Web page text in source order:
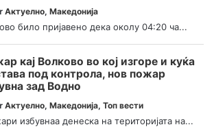
Актуелно, Македонија
било пријавено дека околу 04:20 ча...
кај Волково во кој изгоре и куќа
под контрола, нов пожар
зад Водно
Актуелно, Македонија, Топ вести
избувнаа денеска на територијата на...